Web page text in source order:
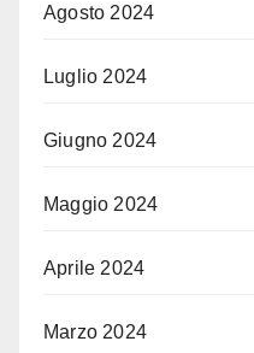
Agosto 2024
Luglio 2024
Giugno 2024
Maggio 2024
Aprile 2024
Marzo 2024